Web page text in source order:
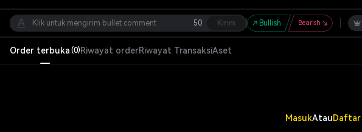
50 Kirim Bullish Bearish
Order terbuka (0) Riwayat orderRiwayat TransaksiAset
MasukAtauDaftar